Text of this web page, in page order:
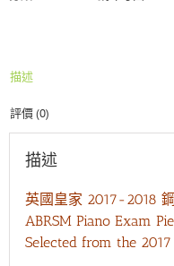
曲
ABRSM
Piano
Exam
描述
評價 (0)
描述
英國皇家 2017-2018
ABRSM Piano Exam
Selected from the